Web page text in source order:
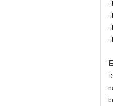
·
·
·
·